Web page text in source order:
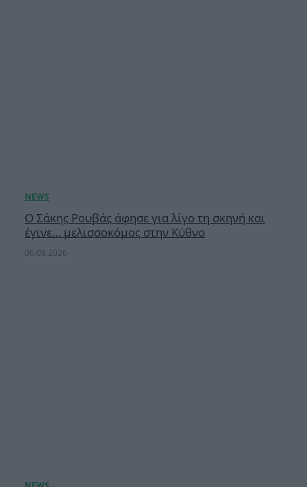
Ο Σάκης Ρουβάς άφησε για λίγο τη σκηνή και
έγινε… μελισσοκόμος στην Κύθνο
06.08.2026